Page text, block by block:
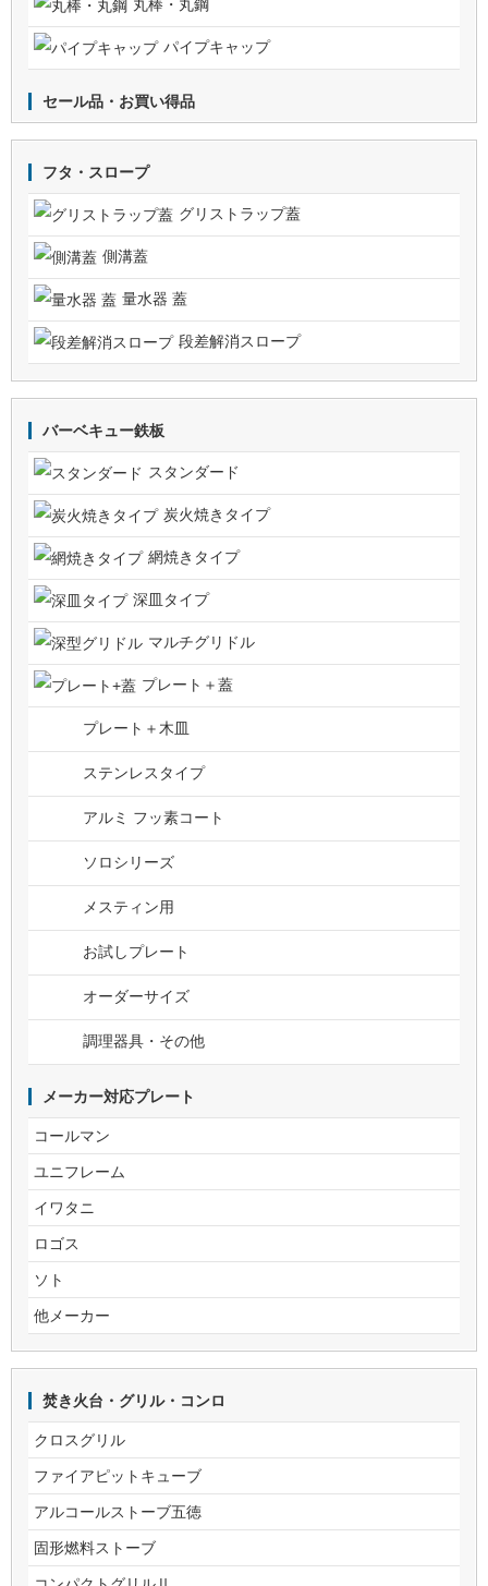
丸棒・丸鋼
パイプキャップ
セール品・お買い得品
フタ・スロープ
グリストラップ蓋
側溝蓋
量水器 蓋
段差解消スロープ
バーベキュー鉄板
スタンダード
炭火焼きタイプ
網焼きタイプ
深皿タイプ
マルチグリドル
プレート＋蓋
プレート＋木皿
ステンレスタイプ
アルミ フッ素コート
ソロシリーズ
メスティン用
お試しプレート
オーダーサイズ
調理器具・その他
メーカー対応プレート
コールマン
ユニフレーム
イワタニ
ロゴス
ソト
他メーカー
焚き火台・グリル・コンロ
クロスグリル
ファイアピットキューブ
アルコールストーブ五徳
固形燃料ストーブ